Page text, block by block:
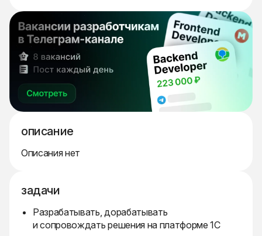
описание
Описания нет
задачи
Разрабатывать, дорабатывать
и сопровождать решения на платформе 1С